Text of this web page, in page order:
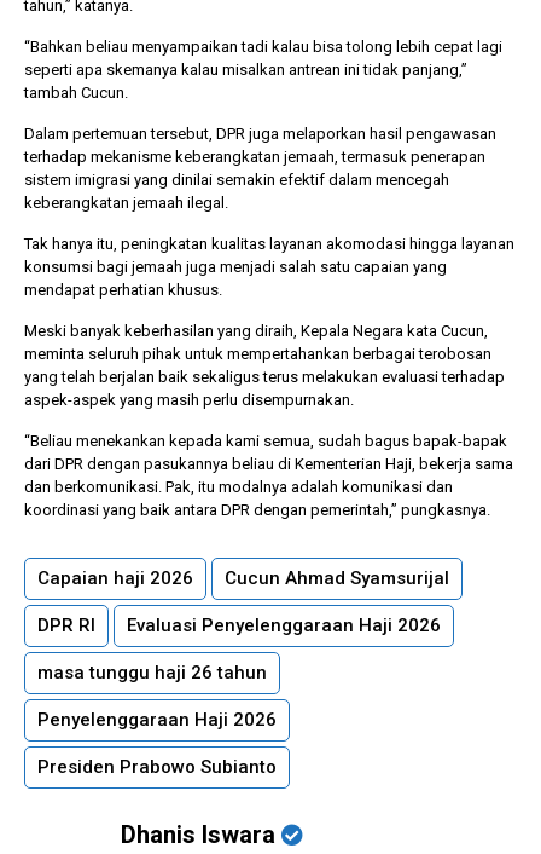
tahun,” katanya.
“Bahkan beliau menyampaikan tadi kalau bisa tolong lebih cepat lagi
seperti apa skemanya kalau misalkan antrean ini tidak panjang,”
tambah Cucun.
Dalam pertemuan tersebut, DPR juga melaporkan hasil pengawasan
terhadap mekanisme keberangkatan jemaah, termasuk penerapan
sistem imigrasi yang dinilai semakin efektif dalam mencegah
keberangkatan jemaah ilegal.
Tak hanya itu, peningkatan kualitas layanan akomodasi hingga layanan
konsumsi bagi jemaah juga menjadi salah satu capaian yang
mendapat perhatian khusus.
Meski banyak keberhasilan yang diraih, Kepala Negara kata Cucun,
meminta seluruh pihak untuk mempertahankan berbagai terobosan
yang telah berjalan baik sekaligus terus melakukan evaluasi terhadap
aspek-aspek yang masih perlu disempurnakan.
“Beliau menekankan kepada kami semua, sudah bagus bapak-bapak
dari DPR dengan pasukannya beliau di Kementerian Haji, bekerja sama
dan berkomunikasi. Pak, itu modalnya adalah komunikasi dan
koordinasi yang baik antara DPR dengan pemerintah,” pungkasnya.
Capaian haji 2026 Cucun Ahmad Syamsurijal
DPR RI Evaluasi Penyelenggaraan Haji 2026
masa tunggu haji 26 tahun
Penyelenggaraan Haji 2026
Presiden Prabowo Subianto
Dhanis Iswara